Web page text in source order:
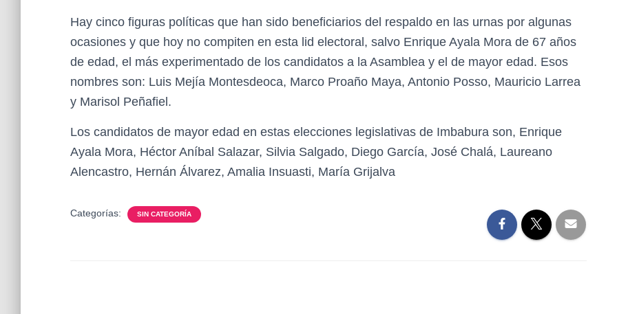
Hay cinco figuras políticas que han sido beneficiarios del respaldo en las urnas por algunas
ocasiones y que hoy no compiten en esta lid electoral, salvo Enrique Ayala Mora de 67 años
de edad, el más experimentado de los candidatos a la Asamblea y el de mayor edad. Esos
nombres son: Luis Mejía Montesdeoca, Marco Proaño Maya, Antonio Posso, Mauricio Larrea
y Marisol Peñafiel.
Los candidatos de mayor edad en estas elecciones legislativas de Imbabura son, Enrique
Ayala Mora, Héctor Aníbal Salazar, Silvia Salgado, Diego García, José Chalá, Laureano
Alencastro, Hernán Álvarez, Amalia Insuasti, María Grijalva
Categorías: SIN CATEGORÍA